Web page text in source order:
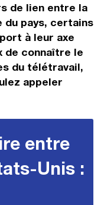
de lien entre la
du pays, certains
à leur axe
de connaître le
du télétravail,
appeler
entre
Unis :